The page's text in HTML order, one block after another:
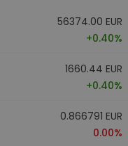
56374.00 EUR
+0.40%
1660.44 EUR
+0.40%
0.866791 EUR
0.00%